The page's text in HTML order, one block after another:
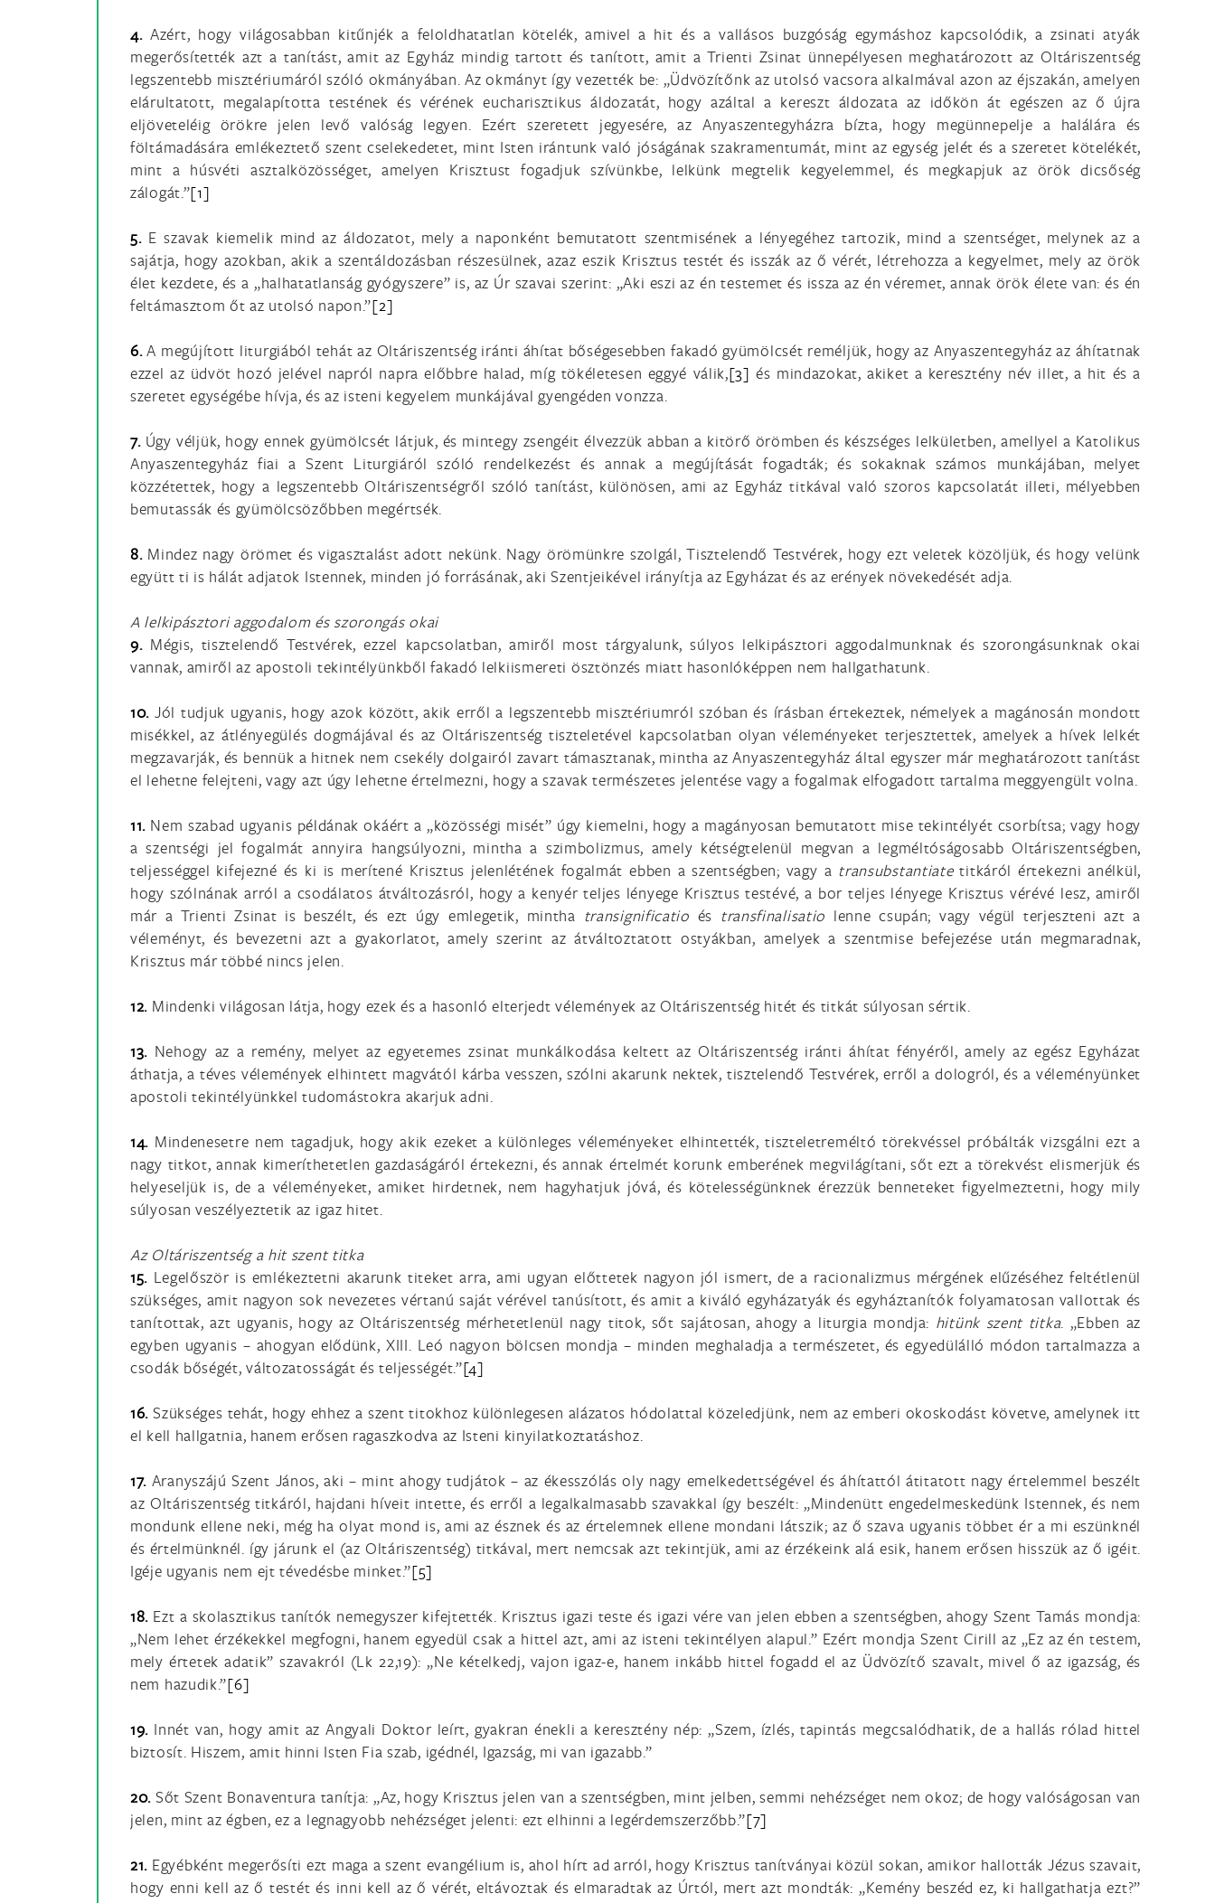
4.Azért, hogy világosabban kitűnjék a feloldhatatlan kötelék, amivel a hit és a vallásos buzgóság egymáshoz kapcsolódik, a zsinati atyák
megerősítették azt a tanítást, amit az Egyház mindig tartott és tanított, amit a Trienti Zsinat ünnepélyesen meghatározott az Oltáriszentség
legszentebb misztériumáról szóló okmányában. Az okmányt így vezették be: „Üdvözítőnk az utolsó vacsora alkalmával azon az éjszakán, amelyen
elárultatott, megalapította testének és vérének eucharisztikus áldozatát, hogy azáltal a kereszt áldozata az időkön át egészen az ő újra
eljöveteléig örökre jelen levő valóság legyen. Ezért szeretett jegyesére, az Anyaszentegyházra bízta, hogy megünnepelje a halálára és
föltámadására emlékeztető szent cselekedetet, mint Isten irántunk való jóságának szakramentumát, mint az egység jelét és a szeretet kötelékét,
mint a húsvéti asztalközösséget, amelyen Krisztust fogadjuk szívünkbe, lelkünk megtelik kegyelemmel, és megkapjuk az örök dicsőség
zálogát.”[1]
5.E szavak kiemelik mind az áldozatot, mely a naponként bemutatott szentmisének a lényegéhez tartozik, mind a szentséget, melynek az a
sajátja, hogy azokban, akik a szentáldozásban részesülnek, azaz eszik Krisztus testét és isszák az ő vérét, létrehozza a kegyelmet, mely az örök
élet kezdete, és a „halhatatlanság gyógyszere” is, az Úr szavai szerint: „Aki eszi az én testemet és issza az én véremet, annak örök élete van: és én
feltámasztom őt az utolsó napon.”[2]
6.A megújított liturgiából tehát az Oltáriszentség iránti áhítat bőségesebben fakadó gyümölcsét reméljük, hogy az Anyaszentegyház az áhítatnak
ezzel az üdvöt hozó jelével napról napra előbbre halad, míg tökéletesen eggyé válik,[3] és mindazokat, akiket a keresztény név illet, a hit és a
szeretet egységébe hívja, és az isteni kegyelem munkájával gyengéden vonzza.
7.Úgy véljük, hogy ennek gyümölcsét látjuk, és mintegy zsengéit élvezzük abban a kitörő örömben és készséges lelkületben, amellyel a Katolikus
Anyaszentegyház fiai a Szent Liturgiáról szóló rendelkezést és annak a megújítását fogadták; és sokaknak számos munkájában, melyet
közzétettek, hogy a legszentebb Oltáriszentségről szóló tanítást, különösen, ami az Egyház titkával való szoros kapcsolatát illeti, mélyebben
bemutassák és gyümölcsözőbben megértsék.
8.Mindez nagy örömet és vigasztalást adott nekünk. Nagy örömünkre szolgál, Tisztelendő Testvérek, hogy ezt veletek közöljük, és hogy velünk
együtt ti is hálát adjatok Istennek, minden jó forrásának, aki Szentjeikével irányítja az Egyházat és az erények növekedését adja.
A lelkipásztori aggodalom és szorongás okai
9.Mégis, tisztelendő Testvérek, ezzel kapcsolatban, amiről most tárgyalunk, súlyos lelkipásztori aggodalmunknak és szorongásunknak okai
vannak, amiről az apostoli tekintélyünkből fakadó lelkiismereti ösztönzés miatt hasonlóképpen nem hallgathatunk.
10. Jól tudjuk ugyanis, hogy azok között, akik erről a legszentebb misztériumról szóban és írásban értekeztek, némelyek a magánosán mondott
misékkel, az átlényegülés dogmájával és az Oltáriszentség tiszteletével kapcsolatban olyan véleményeket terjesztettek, amelyek a hívek lelkét
megzavarják, és bennük a hitnek nem csekély dolgairól zavart támasztanak, mintha az Anyaszentegyház által egyszer már meghatározott tanítást
el lehetne felejteni, vagy azt úgy lehetne értelmezni, hogy a szavak természetes jelentése vagy a fogalmak elfogadott tartalma meggyengült volna.
11. Nem szabad ugyanis példának okáért a „közösségi misét” úgy kiemelni, hogy a magányosan bemutatott mise tekintélyét csorbítsa; vagy hogy
a szentségi jel fogalmát annyira hangsúlyozni, mintha a szimbolizmus, amely kétségtelenül megvan a legméltóságosabb Oltáriszentségben,
teljességgel kifejezné és ki is merítené Krisztus jelenlétének fogalmát ebben a szentségben; vagy a transubstantiatetitkáról értekezni anélkül,
hogy szólnának arról a csodálatos átváltozásról, hogy a kenyér teljes lényege Krisztus testévé, a bor teljes lényege Krisztus vérévé lesz, amiről
már a Trienti Zsinat is beszélt, és ezt úgy emlegetik, mintha transignificatio és transfinalisatio lenne csupán; vagy végül terjeszteni azt a
véleményt, és bevezetni azt a gyakorlatot, amely szerint az átváltoztatott ostyákban, amelyek a szentmise befejezése után megmaradnak,
Krisztus már többé nincs jelen.
12. Mindenki világosan látja, hogy ezek és a hasonló elterjedt vélemények az Oltáriszentség hitét és titkát súlyosan sértik.
13. Nehogy az a remény, melyet az egyetemes zsinat munkálkodása keltett az Oltáriszentség iránti áhítat fényéről, amely az egész Egyházat
áthatja, a téves vélemények elhintett magvától kárba vesszen, szólni akarunk nektek, tisztelendő Testvérek, erről a dologról, és a véleményünket
apostoli tekintélyünkkel tudomástokra akarjuk adni.
14. Mindenesetre nem tagadjuk, hogy akik ezeket a különleges véleményeket elhintették, tiszteletreméltó törekvéssel próbálták vizsgálni ezt a
nagy titkot, annak kimeríthetetlen gazdaságáról értekezni, és annak értelmét korunk emberének megvilágítani, sőt ezt a törekvést elismerjük és
helyeseljük is, de a véleményeket, amiket hirdetnek, nem hagyhatjuk jóvá, és kötelességünknek érezzük benneteket figyelmeztetni, hogy mily
súlyosan veszélyeztetik az igaz hitet.
Az Oltáriszentség a hit szent titka
15. Legelőször is emlékeztetni akarunk titeket arra, ami ugyan előttetek nagyon jól ismert, de a racionalizmus mérgének elűzéséhez feltétlenül
szükséges, amit nagyon sok nevezetes vértanú saját vérével tanúsított, és amit a kiváló egyházatyák és egyháztanítók folyamatosan vallottak és
tanítottak, azt ugyanis, hogy az Oltáriszentség mérhetetlenül nagy titok, sőt sajátosan, ahogy a liturgia mondja: hitünk szent titka. „Ebben az
egyben ugyanis – ahogyan elődünk, XIII. Leó nagyon bölcsen mondja – minden meghaladja a természetet, és egyedülálló módon tartalmazza a
csodák bőségét, változatosságát és teljességét.”[4]
16. Szükséges tehát, hogy ehhez a szent titokhoz különlegesen alázatos hódolattal közeledjünk, nem az emberi okoskodást követve, amelynek itt
el kell hallgatnia, hanem erősen ragaszkodva az Isteni kinyilatkoztatáshoz.
17. Aranyszájú Szent János, aki – mint ahogy tudjátok – az ékesszólás oly nagy emelkedettségével és áhítattól átitatott nagy értelemmel beszélt
az Oltáriszentség titkáról, hajdani híveit intette, és erről a legalkalmasabb szavakkal így beszélt: „Mindenütt engedelmeskedünk Istennek, és nem
mondunk ellene neki, még ha olyat mond is, ami az észnek és az értelemnek ellene mondani látszik; az ő szava ugyanis többet ér a mi eszünknél
és értelmünknél. így járunk el (az Oltáriszentség) titkával, mert nemcsak azt tekintjük, ami az érzékeink alá esik, hanem erősen hisszük az ő igéit.
Igéje ugyanis nem ejt tévedésbe minket.”[5]
18. Ezt a skolasztikus tanítók nemegyszer kifejtették. Krisztus igazi teste és igazi vére van jelen ebben a szentségben, ahogy Szent Tamás mondja:
„Nem lehet érzékekkel megfogni, hanem egyedül csak a hittel azt, ami az isteni tekintélyen alapul.” Ezért mondja Szent Cirill az „Ez az én testem,
mely értetek adatik” szavakról (Lk 22,19): „Ne kételkedj, vajon igaz-e, hanem inkább hittel fogadd el az Üdvözítő szavalt, mivel ő az igazság, és
nem hazudik.”[6]
19. Innét van, hogy amit az Angyali Doktor leírt, gyakran énekli a keresztény nép: „Szem, ízlés, tapintás megcsalódhatik, de a hallás rólad hittel
biztosít. Hiszem, amit hinni Isten Fia szab, igédnél, Igazság, mi van igazabb.”
20. Sőt Szent Bonaventura tanítja: „Az, hogy Krisztus jelen van a szentségben, mint jelben, semmi nehézséget nem okoz; de hogy valóságosan van
jelen, mint az égben, ez a legnagyobb nehézséget jelenti: ezt elhinni a legérdemszerzőbb.”[7]
21. Egyébként megerősíti ezt maga a szent evangélium is, ahol hírt ad arról, hogy Krisztus tanítványai közül sokan, amikor hallották Jézus szavait,
hogy enni kell az ő testét és inni kell az ő vérét, eltávoztak és elmaradtak az Úrtól, mert azt mondták: „Kemény beszéd ez, ki hallgathatja ezt?”